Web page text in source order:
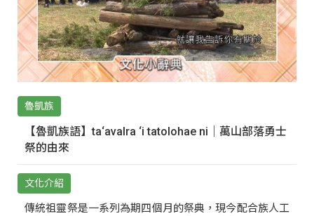
魯凱族
【魯凱族語】ta‘avalra ‘i tatolohae ni｜萬山部落勇士
祭的由來
文化介紹
傳統祖靈祭是一系列為期四個月的祭典，現今配合族人工